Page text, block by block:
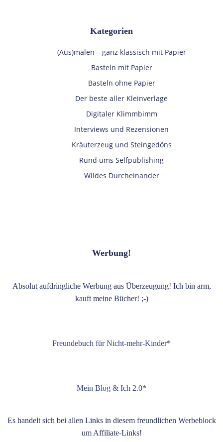
Kategorien
(Aus)malen – ganz klassisch mit Papier
Basteln mit Papier
Basteln ohne Papier
Der beste aller Kleinverlage
Digitaler Klimmbimm
Interviews und Rezensionen
Kräuterzeug und Steingedöns
Rund ums Selfpublishing
Wildes Durcheinander
Werbung!
Absolut aufdringliche Werbung aus Überzeugung! Ich bin arm,
kauft meine Bücher! ;-)
Freundebuch für Nicht-mehr-Kinder*
Mein Blog & Ich 2.0*
Es handelt sich bei allen Links in diesem freundlichen Werbeblock
um Affiliate-Links!